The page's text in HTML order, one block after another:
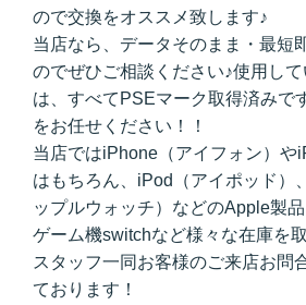
ので交換をオススメ致します♪
当店なら、データそのまま・最短
のでぜひご相談ください♪使用し
は、すべてPSEマーク取得済みで
をお任せください！！
当店ではiPhone（アイフォン）や
はもちろん、iPod（アイポッド）
ップルウォッチ）などのApple製
ゲーム機switchなど様々な在庫を
スタッフ一同お客様のご来店お問
ております！